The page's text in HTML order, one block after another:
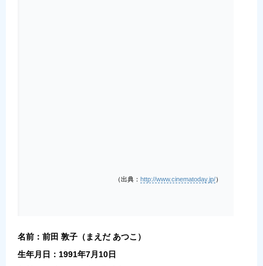
（出典： http://www.cinematoday.jp/）
名前：前田 敦子（まえだ あつこ）
生年月日：1991年7月10日